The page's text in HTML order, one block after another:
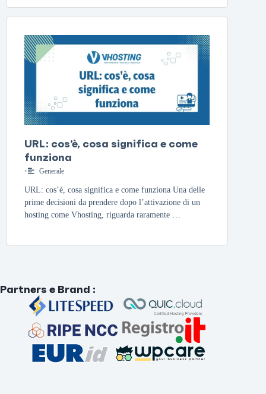
URL: cos’è, cosa significa e come
funziona
• Generale
URL: cos’è, cosa significa e come funziona Una delle
prime decisioni da prendere dopo l’attivazione di un
hosting come Vhosting, riguarda raramente …
Partners e Brand :